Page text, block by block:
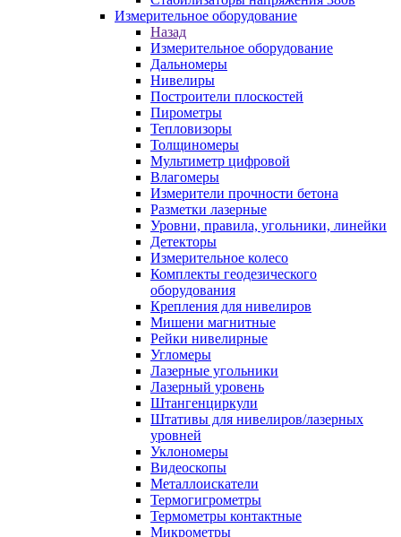
Измерительное оборудование
Назад
Измерительное оборудование
Дальномеры
Нивелиры
Построители плоскостей
Пирометры
Тепловизоры
Толщиномеры
Мультиметр цифровой
Влагомеры
Измерители прочности бетона
Разметки лазерные
Уровни, правила, угольники, линейки
Детекторы
Измерительное колесо
Комплекты геодезического
оборудования
Крепления для нивелиров
Мишени магнитные
Рейки нивелирные
Угломеры
Лазерные угольники
Лазерный уровень
Штангенциркули
Штативы для нивелиров/лазерных
уровней
Уклономеры
Видеоскопы
Металлоискатели
Термогигрометры
Термометры контактные
Микрометры